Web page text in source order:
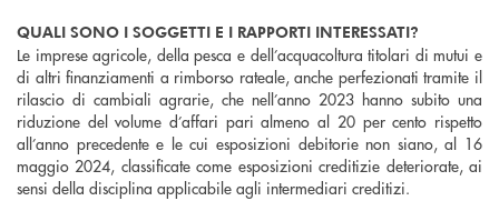
QUALI SONO I SOGGETTI E I RAPPORTI INTERESSATI?
Le imprese agricole, della pesca e dell’acquacoltura titolari di mutui e
di altri finanziamenti a rimborso rateale, anche perfezionati tramite il
rilascio di cambiali agrarie, che nell’anno 2023 hanno subito una
riduzione del volume d’affari pari almeno al 20 per cento rispetto
all’anno precedente e le cui esposizioni debitorie non siano, al 16
maggio 2024, classificate come esposizioni creditizie deteriorate, ai
sensi della disciplina applicabile agli intermediari creditizi.